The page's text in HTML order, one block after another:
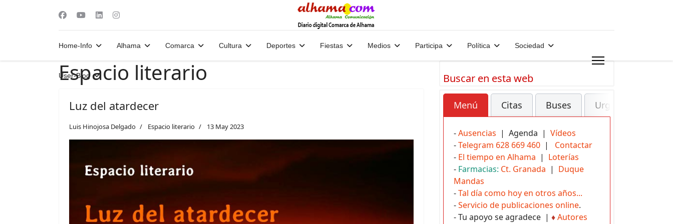
Home-Info Alhama Comarca Cultura Deportes Fiestas Medios Participa Política Sociedad
User-Blog
Espacio literario
Luz del atardecer
Luis Hinojosa Delgado Espacio literario 13 May 2023
Buscar en esta web
Menú Citas Buses Urgencias
-Ausencias | Agenda | Vídeos
-Telegram 628 669 460 | Contactar
- El tiempo en Alhama | Loterías
- Farmacias: Ct. Granada | Duque
Mandas
-Tal día como hoy en otros años...
-Servicio de publicaciones online.
- Tu apoyo se agradece | ♦Autores